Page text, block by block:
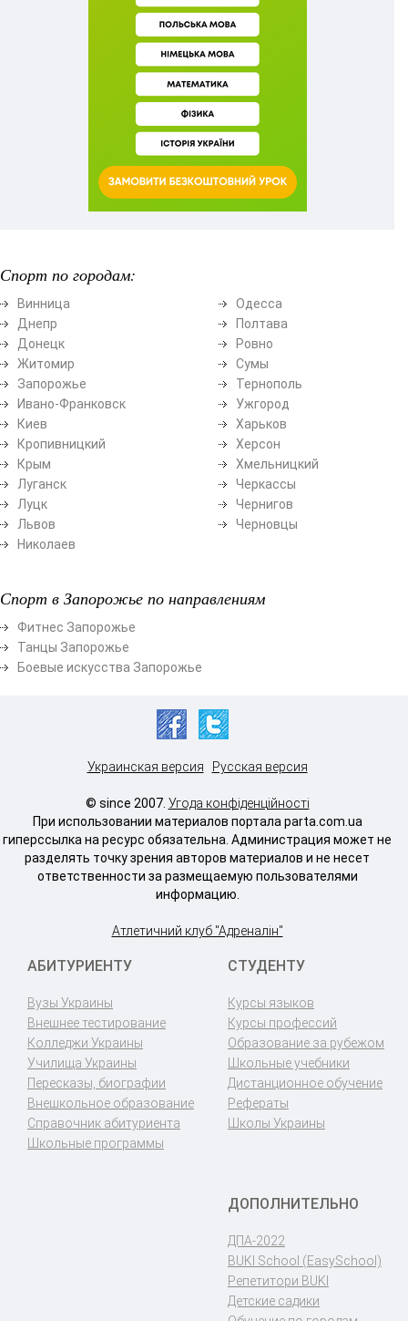
Спорт по городам:
Винница
Днепр
Донецк
Житомир
Запорожье
Ивано-Франковск
Киев
Кропивницкий
Крым
Луганск
Луцк
Львов
Николаев
Одесса
Полтава
Ровно
Сумы
Тернополь
Ужгород
Харьков
Херсон
Хмельницкий
Черкассы
Чернигов
Черновцы
Спорт в Запорожье по направлениям
Фитнес Запорожье
Танцы Запорожье
Боевые искусства Запорожье
Украинская версия Русская версия
© since 2007. Угода конфіденційності
При использовании материалов портала parta.com.ua
гиперссылка на ресурс обязательна. Администрация может не
разделять точку зрения авторов материалов и не несет
ответственности за размещаемую пользователями
информацию.
Атлетичний клуб "Адреналін"
АБИТУРИЕНТУ
Вузы Украины
Внешнее тестирование
Колледжи Украины
Училища Украины
Пересказы, биографии
Внешкольное образование
Справочник абитуриента
Школьные программы
СТУДЕНТУ
Курсы языков
Курсы профессий
Образование за рубежом
Школьные учебники
Дистанционное обучение
Рефераты
Школы Украины
ДОПОЛНИТЕЛЬНО
ДПА-2022
BUKI School (EasySchool)
Репетитори BUKI
Детские садики